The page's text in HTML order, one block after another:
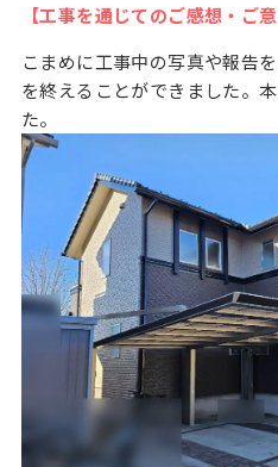
【工事を通じてのご感想・ご意
こまめに工事中の写真や報告
を終えることができました。
た。